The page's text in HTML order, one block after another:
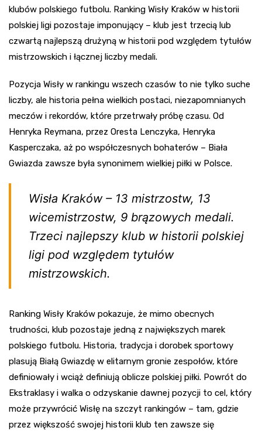
klubów polskiego futbolu. Ranking Wisły Kraków w historii
polskiej ligi pozostaje imponujący – klub jest trzecią lub
czwartą najlepszą drużyną w historii pod względem tytułów
mistrzowskich i łącznej liczby medali.
Pozycja Wisły w rankingu wszech czasów to nie tylko suche
liczby, ale historia pełna wielkich postaci, niezapomnianych
meczów i rekordów, które przetrwały próbę czasu. Od
Henryka Reymana, przez Oresta Lenczyka, Henryka
Kasperczaka, aż po współczesnych bohaterów – Biała
Gwiazda zawsze była synonimem wielkiej piłki w Polsce.
Wisła Kraków – 13 mistrzostw, 13
wicemistrzostw, 9 brązowych medali.
Trzeci najlepszy klub w historii polskiej
ligi pod względem tytułów
mistrzowskich.
Ranking Wisły Kraków pokazuje, że mimo obecnych
trudności, klub pozostaje jedną z największych marek
polskiego futbolu. Historia, tradycja i dorobek sportowy
plasują Białą Gwiazdę w elitarnym gronie zespołów, które
definiowały i wciąż definiują oblicze polskiej piłki. Powrót do
Ekstraklasy i walka o odzyskanie dawnej pozycji to cel, który
może przywrócić Wisłę na szczyt rankingów – tam, gdzie
przez większość swojej historii klub ten zawsze się